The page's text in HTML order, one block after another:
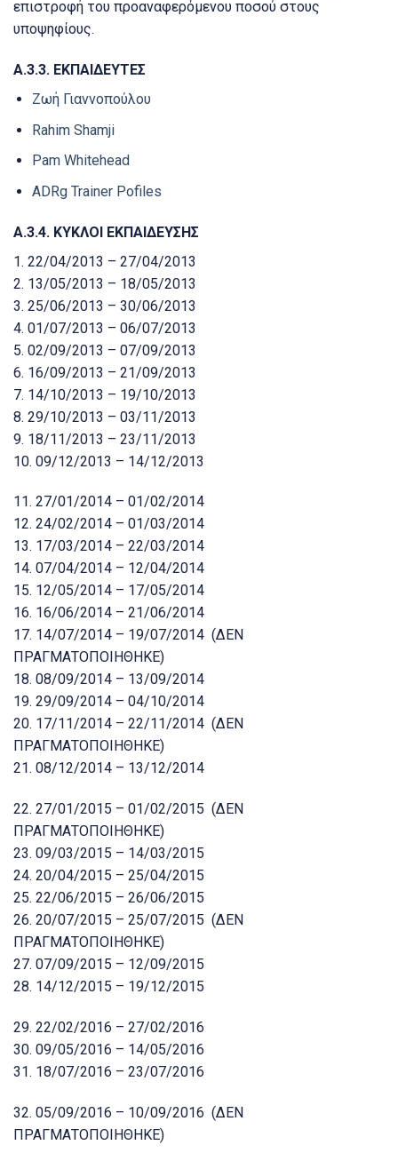
επιστροφή του προαναφερόμενου ποσού στους
υποψηφίους.
Α.3.3. ΕΚΠΑΙΔΕΥΤΕΣ
Ζωή Γιαννοπούλου
Rahim Shamji
Pam Whitehead
ΑDRg Trainer Pofiles
Α.3.4. ΚΥΚΛΟΙ ΕΚΠΑΙΔΕΥΣΗΣ
1. 22/04/2013 – 27/04/2013
2. 13/05/2013 – 18/05/2013
3. 25/06/2013 – 30/06/2013
4. 01/07/2013 – 06/07/2013
5. 02/09/2013 – 07/09/2013
6. 16/09/2013 – 21/09/2013
7. 14/10/2013 – 19/10/2013
8. 29/10/2013 – 03/11/2013
9. 18/11/2013 – 23/11/2013
10. 09/12/2013 – 14/12/2013
11. 27/01/2014 – 01/02/2014
12. 24/02/2014 – 01/03/2014
13. 17/03/2014 – 22/03/2014
14. 07/04/2014 – 12/04/2014
15. 12/05/2014 – 17/05/2014
16. 16/06/2014 – 21/06/2014
17. 14/07/2014 – 19/07/2014 (ΔΕΝ
ΠΡΑΓΜΑΤΟΠΟΙΗΘΗΚΕ)
18. 08/09/2014 – 13/09/2014
19. 29/09/2014 – 04/10/2014
20. 17/11/2014 – 22/11/2014 (ΔΕΝ
ΠΡΑΓΜΑΤΟΠΟΙΗΘΗΚΕ)
21. 08/12/2014 – 13/12/2014
22. 27/01/2015 – 01/02/2015 (ΔΕΝ
ΠΡΑΓΜΑΤΟΠΟΙΗΘΗΚΕ)
23. 09/03/2015 – 14/03/2015
24. 20/04/2015 – 25/04/2015
25. 22/06/2015 – 26/06/2015
26. 20/07/2015 – 25/07/2015 (ΔΕΝ
ΠΡΑΓΜΑΤΟΠΟΙΗΘΗΚΕ)
27. 07/09/2015 – 12/09/2015
28. 14/12/2015 – 19/12/2015
29. 22/02/2016 – 27/02/2016
30. 09/05/2016 – 14/05/2016
31. 18/07/2016 – 23/07/2016
32. 05/09/2016 – 10/09/2016 (ΔΕΝ
ΠΡΑΓΜΑΤΟΠΟΙΗΘΗΚΕ)